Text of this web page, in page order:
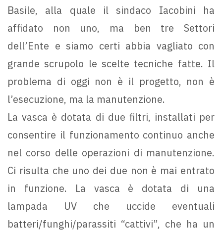
Basile, alla quale il sindaco Iacobini ha
affidato non uno, ma ben tre Settori
dell’Ente e siamo certi abbia vagliato con
grande scrupolo le scelte tecniche fatte. Il
problema di oggi non è il progetto, non è
l’esecuzione, ma la manutenzione.
La vasca è dotata di due filtri, installati per
consentire il funzionamento continuo anche
nel corso delle operazioni di manutenzione.
Ci risulta che uno dei due non è mai entrato
in funzione. La vasca è dotata di una
lampada UV che uccide eventuali
batteri/funghi/parassiti “cattivi”, che ha un